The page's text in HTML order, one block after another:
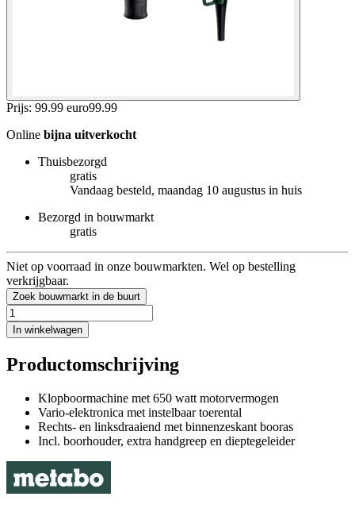
Prijs: 99.99 euro99.99
Online bijna uitverkocht
Thuisbezorgd
gratis
Vandaag besteld, maandag 10 augustus in huis
Bezorgd in bouwmarkt
gratis
Niet op voorraad in onze bouwmarkten. Wel op bestelling
verkrijgbaar.
Zoek bouwmarkt in de buurt
In winkelwagen
Productomschrijving
Klopboormachine met 650 watt motorvermogen
Vario-elektronica met instelbaar toerental
Rechts- en linksdraaiend met binnenzeskant booras
Incl. boorhouder, extra handgreep en dieptegeleider